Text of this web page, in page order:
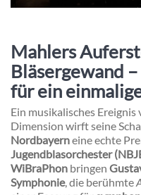
Mahlers
Bläsergewand
für ein
Ein musikalisches
Dimension wirft seine
Nordbayerneine echte
Jugendblasorchester
WiBraPhon bringen
Symphonie, die berühmte